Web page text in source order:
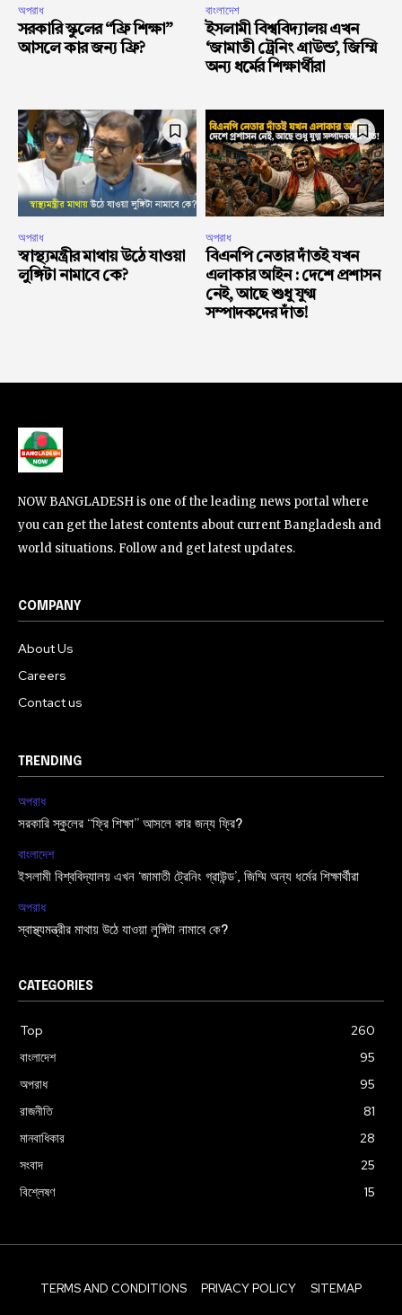
অপরাধ
সরকারি স্কুলের “ফ্রি শিক্ষা”
আসলে কার জন্য ফ্রি?
বাংলাদেশ
ইসলামী বিশ্ববিদ্যালয় এখন
‘জামাতী ট্রেনিং গ্রাউন্ড’, জিম্মি
অন্য ধর্মের শিক্ষার্থীরা
অপরাধ
স্বাস্থ্যমন্ত্রীর মাথায় উঠে যাওয়া
লুঙ্গিটা নামাবে কে?
অপরাধ
বিএনপি নেতার দাঁতই যখন
এলাকার আইন : দেশে প্রশাসন
নেই, আছে শুধু যুগ্ম
সম্পাদকদের দাঁত!
NOW BANGLADESH is one of the leading news portal where
you can get the latest contents about current Bangladesh and
world situations. Follow and get latest updates.
COMPANY
About Us
Careers
Contact us
TRENDING
অপরাধ
সরকারি স্কুলের “ফ্রি শিক্ষা” আসলে কার জন্য ফ্রি?
বাংলাদেশ
ইসলামী বিশ্ববিদ্যালয় এখন ‘জামাতী ট্রেনিং গ্রাউন্ড’, জিম্মি অন্য ধর্মের শিক্ষার্থীরা
অপরাধ
স্বাস্থ্যমন্ত্রীর মাথায় উঠে যাওয়া লুঙ্গিটা নামাবে কে?
CATEGORIES
Top
260
বাংলাদেশ
95
অপরাধ
95
রাজনীতি
81
মানবাধিকার
28
সংবাদ
25
বিশ্লেষণ
15
TERMS AND CONDITIONS PRIVACY POLICY SITEMAP